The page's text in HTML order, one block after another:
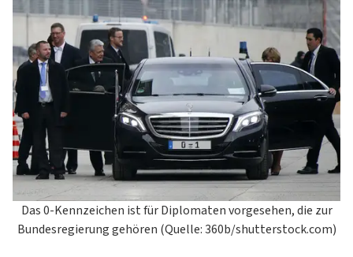
Das 0-Kennzeichen ist für Diplomaten vorgesehen, die zur
Bundesregierung gehören (Quelle: 360b/shutterstock.com)